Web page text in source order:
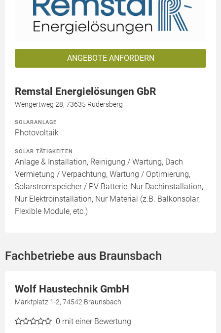
ANGEBOTE ANFORDERN
Remstal Energielösungen GbR
Wengertweg 28, 73635 Rudersberg
SOLARANLAGE
Photovoltaik
SOLAR TÄTIGKEITEN
Anlage & Installation, Reinigung / Wartung, Dach
Vermietung / Verpachtung, Wartung / Optimierung,
Solarstromspeicher / PV Batterie, Nur Dachinstallation,
Nur Elektroinstallation, Nur Material (z.B. Balkonsolar,
Flexible Module, etc.)
Fachbetriebe aus Braunsbach
Wolf Haustechnik GmbH
Marktplatz 1-2, 74542 Braunsbach
0 mit einer Bewertung